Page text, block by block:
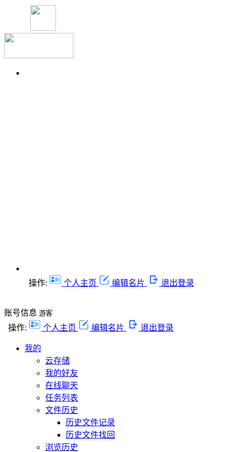
操作: 个人主页 编辑名片 退出登录
账号信息 游客
操作: 个人主页 编辑名片 退出登录
我的
云存储
我的好友
在线聊天
任务列表
文件历史
历史文件记录
历史文件找回
浏览历史